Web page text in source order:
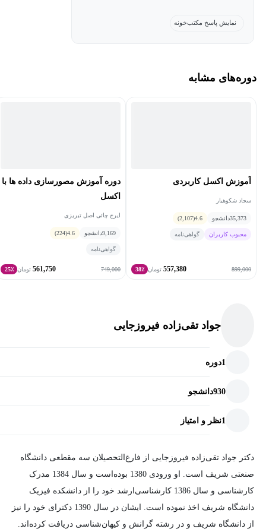
نمایش پاسخ مکتب‌خونه
دوره‌های مشابه
آموزش اکسل کاربردی
سجاد شکوهیار
35,373دانشجو 4.6
(2,107)
محبوب کاربران گواهی‌نامه
899,000
557,380 تومان 38٪
دوره آموزش مصورسازی داده‌ ها با
اکسل
ایرج چائی اصل تبریزی
9,169دانشجو 4.6
(224)
گواهی‌نامه
749,000
561,750 تومان 25٪
جواد تقی‌زاده فیروزجایی
1دوره
930دانشجو
1نظر و امتیاز
دکتر جواد تقی‌زاده فیروزجایی از فارغ‌التحصیلان سه مقطعی دانشگاه
صنعتی شریف است. او ورودی 1380 بوده‌است و سال 1384 مدرک
کارشناسی و سال 1386 کارشناسی‌ارشد خود را از دانشکده فیزیک
دانشگاه شریف اخذ نموده است. ایشان در سال 1390 دکترای خود را نیز
از دانشگاه شریف و در رشته گرانش و کیهان‌شناسی دریافت کرده‌اند.